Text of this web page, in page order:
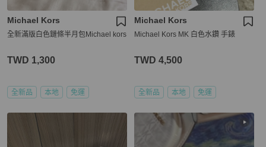
Michael Kors
全新滿版白色鏈條半月包Michael kors
TWD 1,300
全新品 本地 免運
Michael Kors
Michael Kors MK 白色水鑽 手錶
TWD 4,500
全新品 本地 免運